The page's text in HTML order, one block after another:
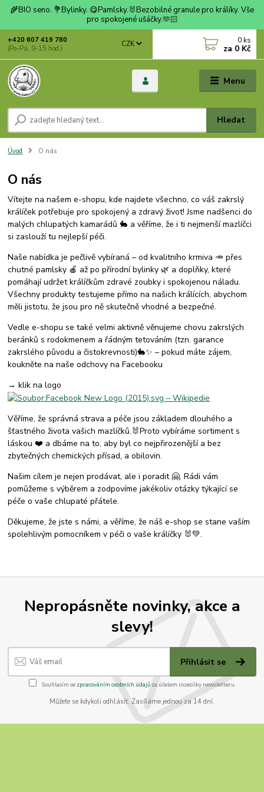
🌾BIO seno. 💐Bylinky. 😋Pamlsky.🐰Bezobilné granule pro králíky. Vše
pro spokojené ušáčky.🫶🏻
Menu
CZK
Hledat
+420 607 419 780
(Po-Pá, 9-15 hod.)
0 ks
za 0 Kč
Úvod O nás
O nás
Vítejte na našem e-shopu, kde najdete všechno, co váš zakrslý
králíček potřebuje pro spokojený a zdravý život! Jsme nadšenci do
malých chlupatých kamarádů 🐇 a věříme, že i ti nejmenší mazlíčci
si zaslouží tu nejlepší péči.
Naše nabídka je pečlivě vybíraná – od kvalitního krmiva 🥕 přes
chutné pamlsky 🍎 až po přírodní bylinky 🌿 a doplňky, které
pomáhají udržet králíčkům zdravé zoubky i spokojenou náladu.
Všechny produkty testujeme přímo na našich králících, abychom
měli jistotu, že jsou pro ně skutečně vhodné a bezpečné.
Vedle e-shopu se také velmi aktivně věnujeme chovu zakrslých
beránků s rodokmenem a řádným tetováním (tzn. garance
zakrslého původu a čistokrevnosti)🐇✨ – pokud máte zájem,
koukněte na naše odchovy na Facebooku
→ klik na logo
Věříme, že správná strava a péče jsou základem dlouhého a
šťastného života vašich mazlíčků.🐰Proto vybíráme sortiment s
láskou ❤️ a dbáme na to, aby byl co nejpřirozenější a bez
zbytečných chemických přísad, a obilovin.
Našim cílem je nejen prodávat, ale i poradit 🤗. Rádi vám
pomůžeme s výběrem a zodpovíme jakékoliv otázky týkající se
péče o vaše chlupaté přátele.
Děkujeme, že jste s námi, a věříme, že náš e-shop se stane vaším
spolehlivým pomocníkem v péči o vaše králíčky 🐰💚.
Nepropásněte novinky, akce a
slevy!
Přihlásit se
Souhlasím se zpracováním osobních údajůza účelem rozesílky newsletteru.
Můžete se kdykoli odhlásit. Zasíláme jednou za 14 dní.